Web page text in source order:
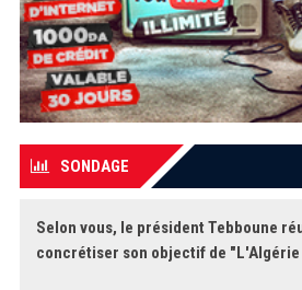
SONDAGE
Selon vous, le président Tebboune
concrétiser son objectif de "L'Algérie